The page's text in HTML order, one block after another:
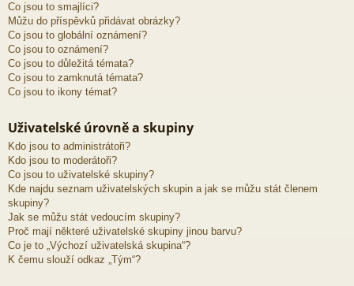
Co jsou to smajlíci?
Můžu do příspěvků přidávat obrázky?
Co jsou to globální oznámení?
Co jsou to oznámení?
Co jsou to důležitá témata?
Co jsou to zamknutá témata?
Co jsou to ikony témat?
Uživatelské úrovně a skupiny
Kdo jsou to administrátoři?
Kdo jsou to moderátoři?
Co jsou to uživatelské skupiny?
Kde najdu seznam uživatelských skupin a jak se můžu stát členem
skupiny?
Jak se můžu stát vedoucím skupiny?
Proč mají některé uživatelské skupiny jinou barvu?
Co je to „Výchozí uživatelská skupina“?
K čemu slouží odkaz „Tým“?